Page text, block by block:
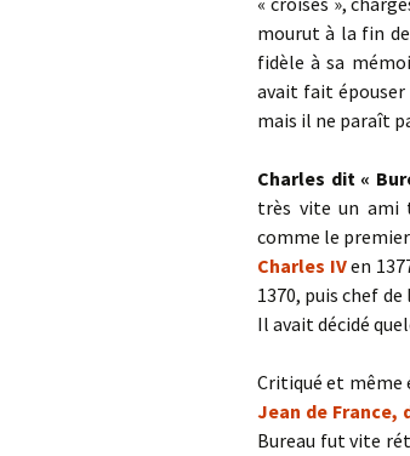
mourut à la fin
fidèle à sa
avait fait épouser
mais il ne paraît
Charles dit «
très vite un ami
comme le
Charles IVen
1370, puis chef
Il avait décidé
Critiqué et même
Jean de France,
Bureau fut vite